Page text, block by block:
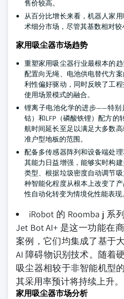
售价较高。
从百分比增长来看，机器人家
术细分市场，尽管其基数相对较
家用吸尘器市场趋势
重塑家用吸尘器行业最根本的
配置向无绳、电池供电替代方
利性偏好驱动，同时反映了工
使用场景模式的融合。
锂离子电池化学的进步——特别
钴）和LFP（磷酸铁锂）配方
航时间延长至足以满足大多数
准户型地板的范围。
配备多传感器阵列和设备端处
其能力日益增强，能够实时构
类型、根据垃圾密度自动调节
种智能化程度从根本上改变了
性自动化转变为情境化性能表现。
iRobot 的 Roomba j 系
Jet Bot AI+ 是这一功能在
案例，它们均集成了基于
AI 障碍物识别技术。随着
吸尘器相较于非智能机型
其采用率预计将持续上升。
家用吸尘器市场分析